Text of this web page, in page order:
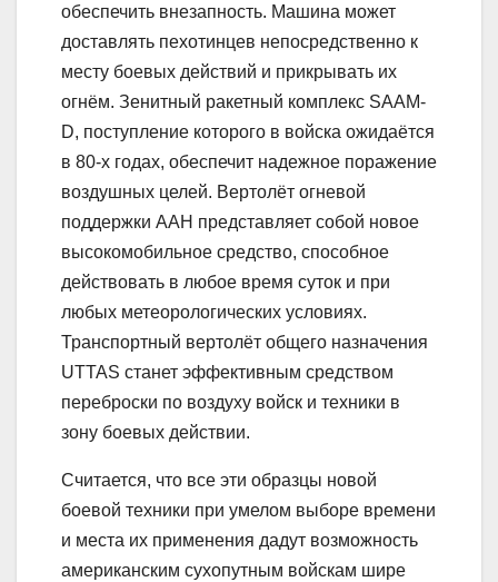
обеспечить внезапность. Машина может
доставлять пехотинцев непосредственно к
месту боевых действий и прикрывать их
огнём. Зенитный ракетный комплекс SAAM-
D, поступление которого в войска ожидаётся
в 80-х годах, обеспечит надежное поражение
воздушных целей. Вертолёт огневой
поддержки AАН представляет собой новое
высокомобильное средство, способное
действовать в любое время суток и при
любых метеорологических условиях.
Транспортный вертолёт общего назначения
UTTAS станет эффективным средством
переброски по воздуху войск и техники в
зону боевых действии.
Считается, что все эти образцы новой
боевой техники при умелом выборе времени
и места их применения дадут возможность
американским сухопутным войскам шире